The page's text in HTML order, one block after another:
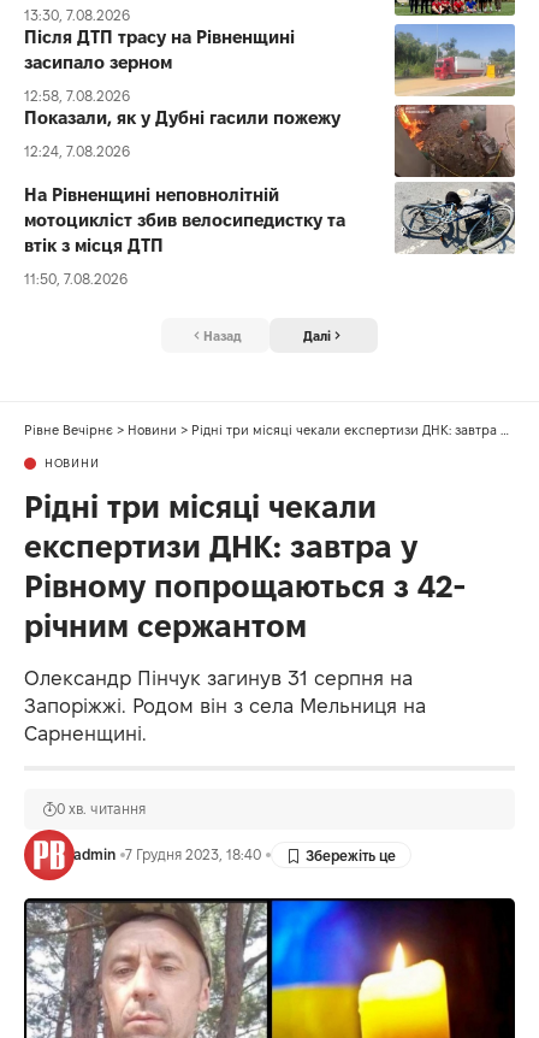
13:30, 7.08.2026
Після ДТП трасу на Рівненщині
засипало зерном
12:58, 7.08.2026
Показали, як у Дубні гасили пожежу
12:24, 7.08.2026
На Рівненщині неповнолітній
мотоцикліст збив велосипедистку та
втік з місця ДТП
11:50, 7.08.2026
Назад Далі
Рівне Вечірнє > Новини > Рідні три місяці чекали експертизи ДНК: завтра у Рівному попрощаються з 42-річним сержантом
НОВИНИ
Рідні три місяці чекали
експертизи ДНК: завтра у
Рівному попрощаються з 42-
річним сержантом
Олександр Пінчук загинув 31 серпня на
Запоріжжі. Родом він з села Мельниця на
Сарненщині.
admin 7 Грудня 2023, 18:40
0 хв. читання